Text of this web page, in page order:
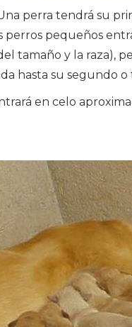
perra tendrá su
perros pequeños
tamaño y la raza),
hasta su segundo o
en celo